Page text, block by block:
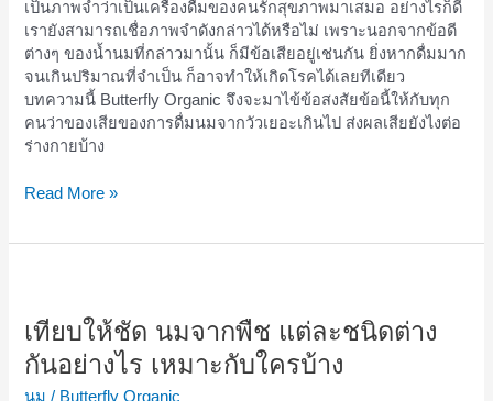
เป็นภาพจำว่าเป็นเครื่องดื่มของคนรักสุขภาพมาเสมอ อย่างไรก็ดี
เรายังสามารถเชื่อภาพจำดังกล่าวได้หรือไม่ เพราะนอกจากข้อดี
ต่างๆ ของน้ำนมที่กล่าวมานั้น ก็มีข้อเสียอยู่เช่นกัน ยิ่งหากดื่มมาก
จนเกินปริมาณที่จำเป็น ก็อาจทำให้เกิดโรคได้เลยทีเดียว
บทความนี้ Butterfly Organic จึงจะมาไข้ข้อสงสัยข้อนี้ให้กับทุก
คนว่าของเสียของการดื่มนมจากวัวเยอะเกินไป ส่งผลเสียยังไงต่อ
ร่างกายบ้าง
และ
สิว
Read More »
เทียบให้ชัด นมจากพืช แต่ละชนิดต่าง
กันอย่างไร เหมาะกับใครบ้าง
นม / Butterfly Organic
ชัด
จาก
พืช